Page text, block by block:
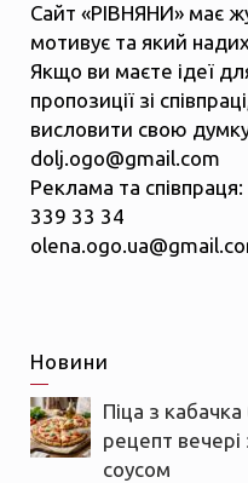
Сайт «РІВНЯНИ» має
мотивує та який
Якщо ви маєте ідеї
пропозиції зі
висловити свою
dolj.ogo@gmail.com
Реклама та
339 33 34
Новини
Піца з
рецепт
соусом